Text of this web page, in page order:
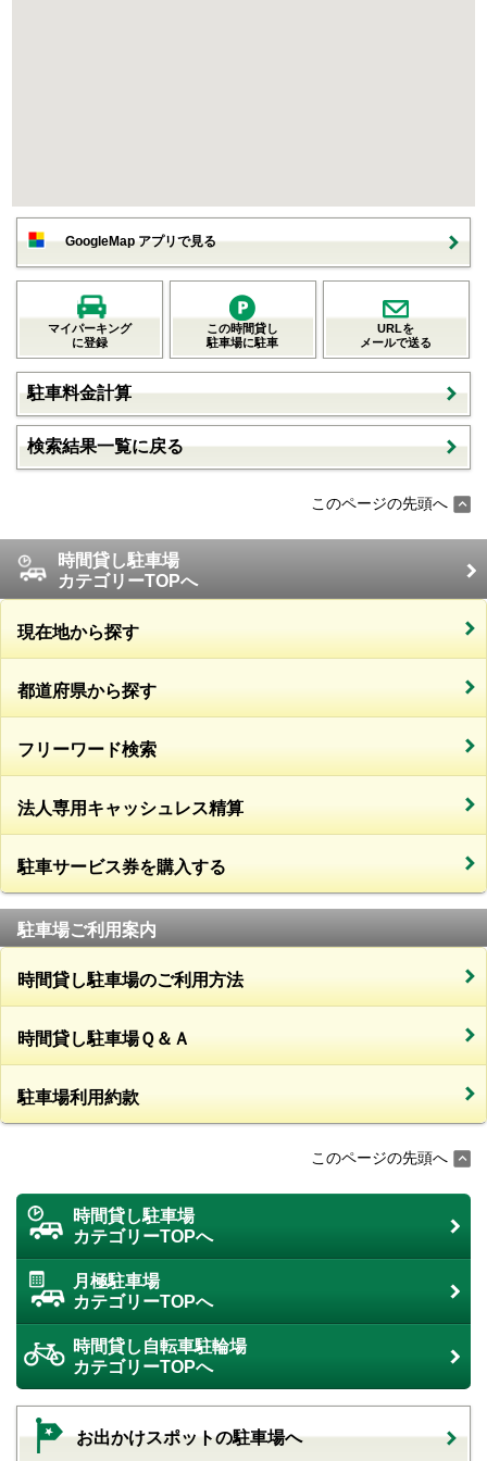
GoogleMap アプリで見る
マイパーキング
に登録
この時間貸し
駐車場に駐車
URLを
メールで送る
駐車料金計算
検索結果一覧に戻る
このページの先頭へ
時間貸し駐車場
カテゴリーTOPへ
現在地から探す
都道府県から探す
フリーワード検索
法人専用キャッシュレス精算
駐車サービス券を購入する
駐車場ご利用案内
時間貸し駐車場のご利用方法
時間貸し駐車場Ｑ＆Ａ
駐車場利用約款
このページの先頭へ
時間貸し駐車場
カテゴリーTOPへ
月極駐車場
カテゴリーTOPへ
時間貸し自転車駐輪場
カテゴリーTOPへ
お出かけスポットの駐車場へ